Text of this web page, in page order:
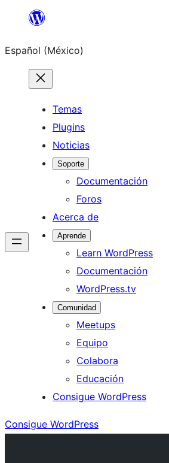
Saltar
contenido
Español (México)
Temas
Plugins
Noticias
Soporte
Documentación
Foros
Acerca de
Aprende
Learn WordPress
Documentación
WordPress.tv
Comunidad
Meetups
Equipo
Colabora
Educación
Consigue WordPress
Consigue WordPress